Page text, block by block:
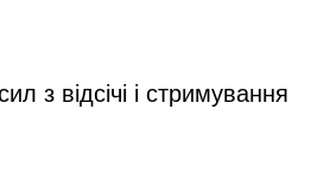
з відсічі і стримування